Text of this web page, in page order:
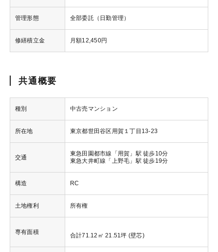
管理形態 全部委託（日勤管理）
修繕積立金 月額12,450円
共通概要
種別 中古売マンション
所在地 東京都世田谷区用賀１丁目13-23
交通
東急田園都市線「用賀」駅 徒歩10分
東急大井町線「上野毛」駅 徒歩19分
構造 RC
土地権利 所有権
専有面積
合計71.12㎡ 21.51坪 (壁芯)